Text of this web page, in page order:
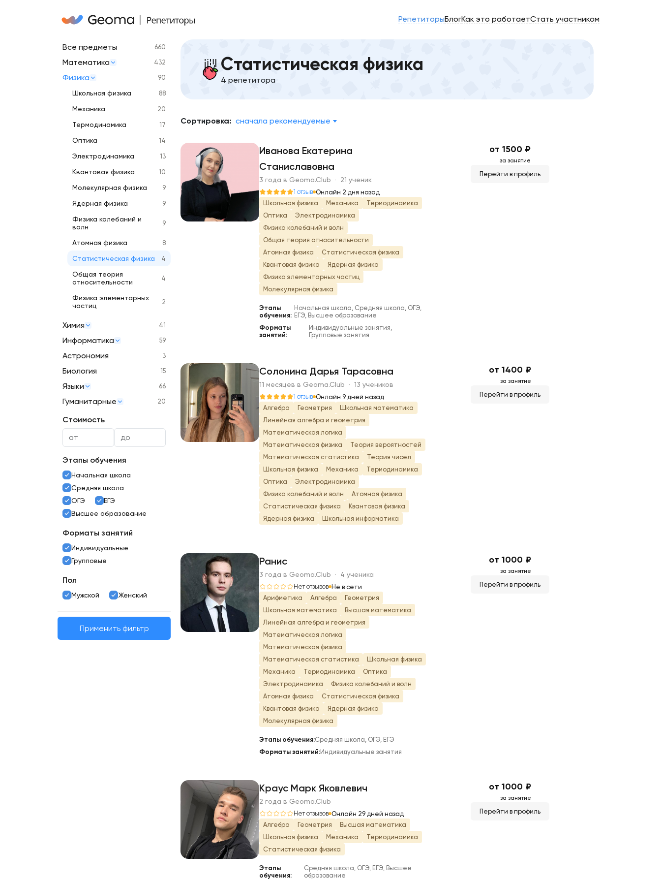
РепетиторыБлогКак это работаетСтать участником
Все предметы 660
Математика 432
Физика 90
Школьная физика 88
Механика 20
Термодинамика 17
Оптика 14
Электродинамика 13
Квантовая физика 10
Молекулярная физика 9
Ядерная физика 9
Физика колебаний и
волн
9
Атомная физика 8
Статистическая физика 4
Общая теория
относительности
4
Физика элементарных
частиц
2
Химия 41
Информатика 59
Астрономия 3
Биология 15
Языки 66
Гуманитарные 20
Стоимость
Этапы обучения
Начальная школа
Средняя школа
ОГЭ
ЕГЭ
Высшее образование
Форматы занятий
Индивидуальные
Групповые
Пол
Мужской Женский
Применить фильтр
Статистическая физика
4 репетитора
Сортировка: сначала рекомендуемые
И
Иванова Екатерина
Станиславовна
3 года в Geoma.Club · 21 ученик
1 отзыв Онлайн 2 дня назад
Школьная физика
Механика
Термодинамика
Оптика
Электродинамика
Физика колебаний и волн
Общая теория относительности
Атомная физика
Статистическая физика
Квантовая физика
Ядерная физика
Физика элементарных частиц
Молекулярная физика
Этапы
обучения:
Начальная школа, Средняя школа, ОГЭ,
ЕГЭ, Высшее образование
Форматы
занятий:
Индивидуальные занятия,
Групповые занятия
от 1500 ₽
за занятие
Перейти в профиль
С
Солонина Дарья Тарасовна
11 месяцев в Geoma.Club · 13 учеников
1 отзыв Онлайн 9 дней назад
Алгебра
Геометрия
Школьная математика
Линейная алгебра и геометрия
Математическая логика
Математическая физика
Теория вероятностей
Математическая статистика
Теория чисел
Школьная физика
Механика
Термодинамика
Оптика
Электродинамика
Физика колебаний и волн
Атомная физика
Статистическая физика
Квантовая физика
Ядерная физика
Школьная информатика
от 1400 ₽
за занятие
Перейти в профиль
Р
Ранис
3 года в Geoma.Club · 4 ученика
Нет отзывов Не в сети
Арифметика
Алгебра
Геометрия
Школьная математика
Высшая математика
Линейная алгебра и геометрия
Математическая логика
Математическая физика
Математическая статистика
Школьная физика
Механика
Термодинамика
Оптика
Электродинамика
Физика колебаний и волн
Атомная физика
Статистическая физика
Квантовая физика
Ядерная физика
Молекулярная физика
Этапы обучения:Средняя школа, ОГЭ, ЕГЭ
Форматы занятий:Индивидуальные занятия
от 1000 ₽
за занятие
Перейти в профиль
К
Краус Марк Яковлевич
2 года в Geoma.Club
Нет отзывов Онлайн 29 дней назад
Алгебра
Геометрия
Высшая математика
Школьная физика
Механика
Термодинамика
Статистическая физика
Этапы
обучения:
Средняя школа, ОГЭ, ЕГЭ, Высшее
образование
от 1000 ₽
за занятие
Перейти в профиль